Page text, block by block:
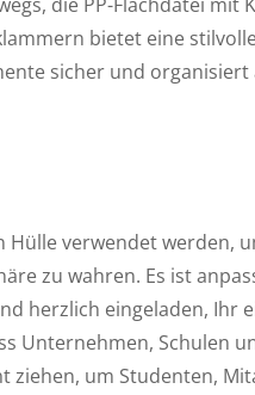
bietet eine
sicher und organisiert
verwendet werden,
zu wahren. Es ist
herzlich eingeladen, Ihr
Unternehmen, Schulen
ziehen, um Studenten,